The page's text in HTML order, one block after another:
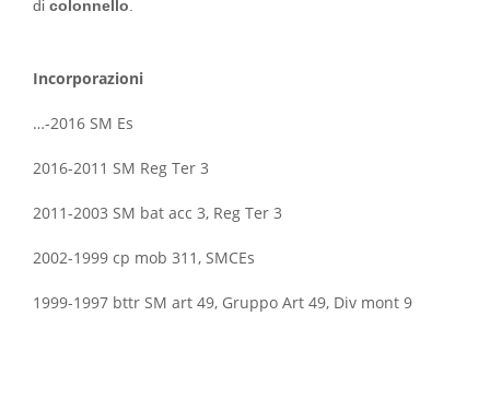
di colonnello
Incorporazioni
…-2016 SM Es
2016-2011 SM Reg Ter 3
2011-2003 SM bat acc 3, Reg Ter 3
2002-1999 cp mob 311, SMCEs
1999-1997 bttr SM art 49, Gruppo Art 49, Div mont 9